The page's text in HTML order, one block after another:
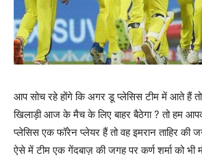
आप सोच रहे होंगे कि अगर डू प्लेसिस टीम में आते हैं
खिलाड़ी आज के मैच के लिए बाहर बैठेगा ? तो हम
प्लेसिस एक फॉरेन प्लेयर हैं तो वह इमरान ताहिर
ऐसे में टीम एक गेंदबाज़ की जगह पर कर्ण शर्मा को